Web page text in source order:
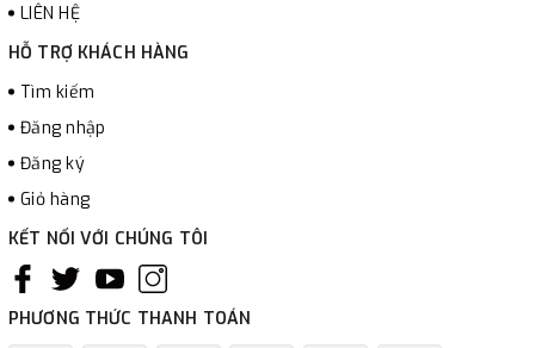
LIÊN HỆ
HỖ TRỢ KHÁCH HÀNG
Tìm kiếm
Đăng nhập
Đăng ký
Giỏ hàng
KẾT NỐI VỚI CHÚNG TÔI
PHƯƠNG THỨC THANH TOÁN